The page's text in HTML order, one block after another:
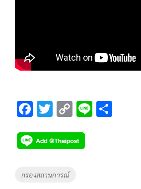
F
e
b
o
T
tt
er
C
p
y
Li
Tags
กรองสถานการณ์